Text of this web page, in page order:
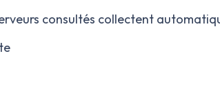
consultés collectent